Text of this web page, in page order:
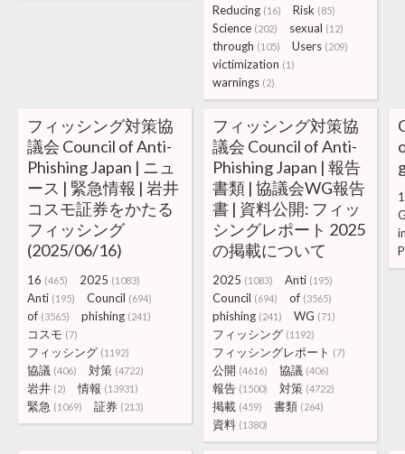
Reducing (16) Risk (85)
Science (202) sexual (12)
through (105) Users (209)
victimization (1)
warnings (2)
フィッシング対策協
議会 Council of Anti-
Phishing Japan | ニュ
ース | 緊急情報 | 岩井
コスモ証券をかたる
フィッシング
(2025/06/16)
16 (465) 2025 (1083)
Anti (195) Council (694)
of (3565) phishing (241)
コスモ (7)
フィッシング (1192)
協議 (406) 対策 (4722)
岩井 (2) 情報 (13931)
緊急 (1069) 証券 (213)
フィッシング対策協
議会 Council of Anti-
Phishing Japan | 報告
書類 | 協議会WG報告
書 | 資料公開: フィッ
シングレポート 2025
の掲載について
2025 (1083) Anti (195)
Council (694) of (3565)
phishing (241) WG (71)
フィッシング (1192)
フィッシングレポート (7)
公開 (4616) 協議 (406)
報告 (1500) 対策 (4722)
掲載 (459) 書類 (264)
資料 (1380)